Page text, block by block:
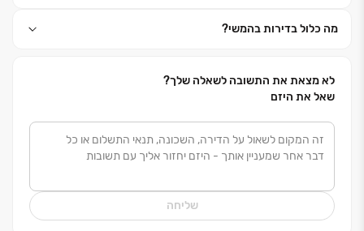
ופועלת מתוך אמונה פנימית חזקה כי עשייתה תורמת
מה כלול בדירות בהמשי?
לא מצאת את התשובה לשאלה שלך?
שאל את היזם
שליחה